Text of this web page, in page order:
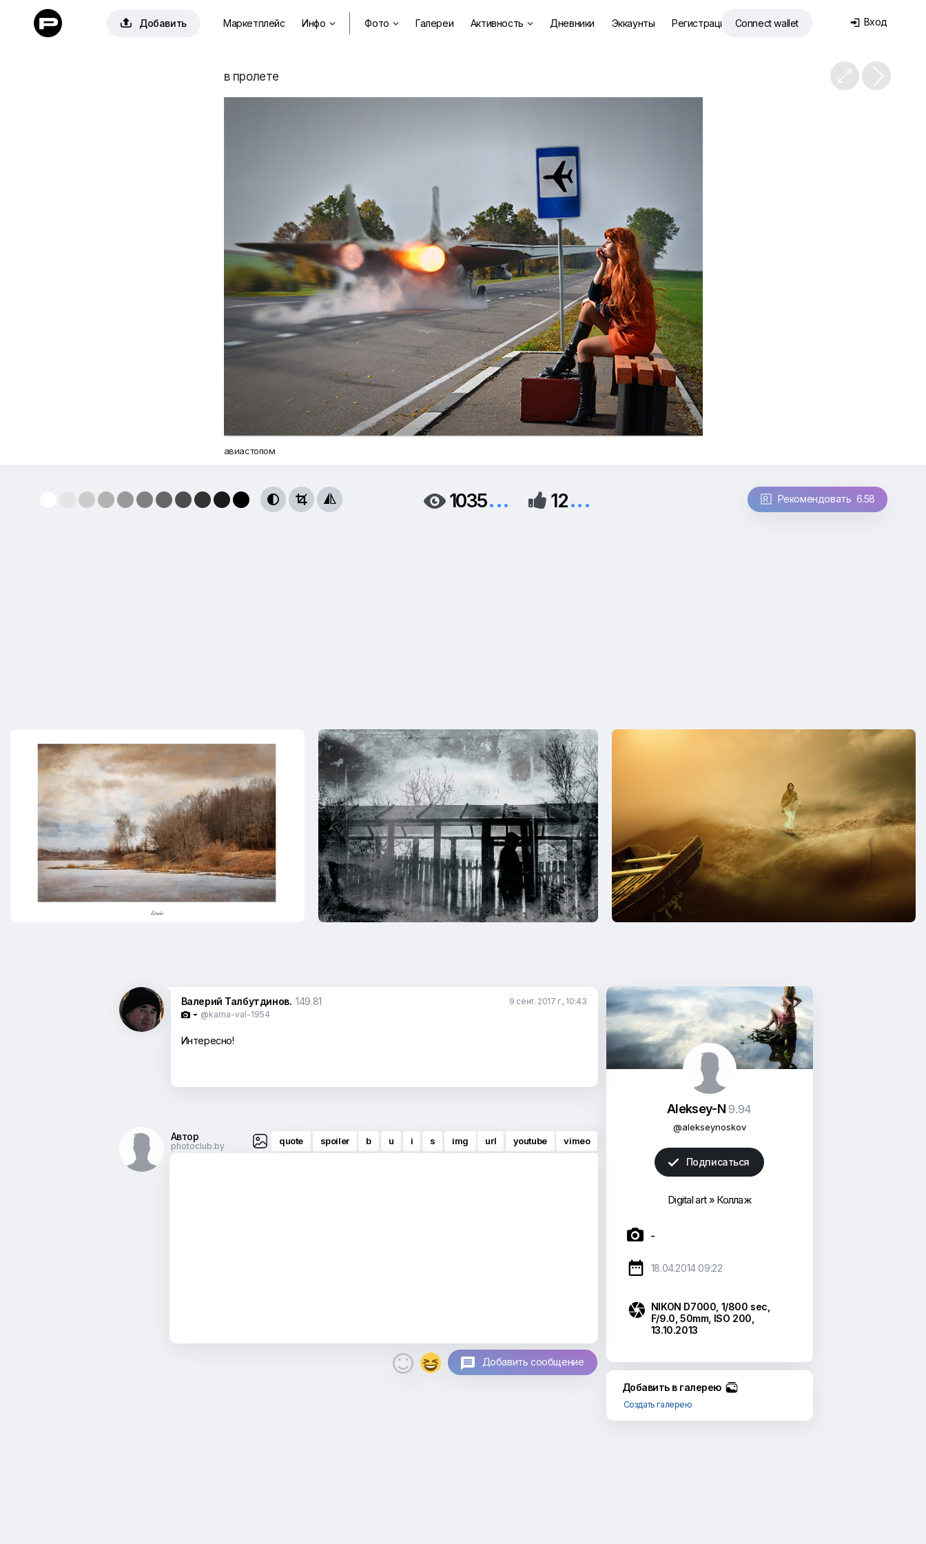
 Добавить Маркетплейс Инфо  Фото  Галереи Активность  Дневники Эккаунты Регистрация Connect wallet  Вход

в пролете
авиастопом
   1035...  12...  Рекомендовать 6.58
Валерий Талбутдинов. 149.81 9 сент. 2017 г., 10:43
 @karna-val-1954
Интересно!
Автор
photoclub.by quote spoiler b u i s img url youtube vimeo
 Добавить сообщение
Aleksey-N 9.94
@alekseynoskov
 Подписаться
Digital art» Коллаж
 -
 18.04.2014 09:22
 NIKON D7000, 1/800 sec,
F/9.0, 50mm, ISO 200,
13.10.2013
Добавить в галерею
Создать галерею